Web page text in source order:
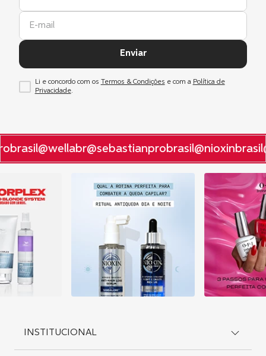
Enviar
Li e concordo com os Termos & Condições e com a Política de
Privacidade.
@wellabr@sebastianprobrasil@nioxinbrasil
INSTITUCIONAL